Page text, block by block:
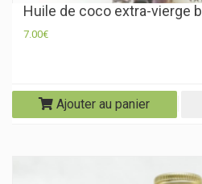
Huile de coco extra-vierge
7.00€
Ajouter au panier